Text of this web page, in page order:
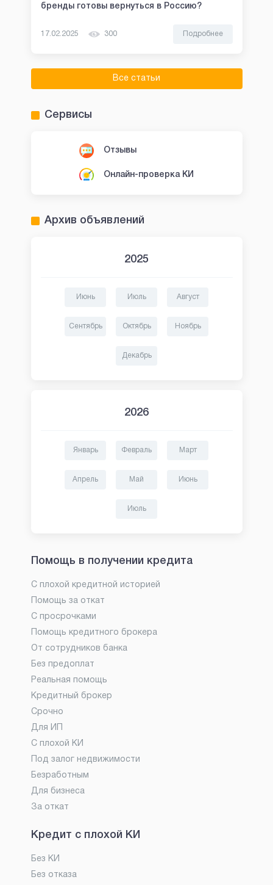
бренды готовы вернуться в Россию?
17.02.2025 300 Подробнее
Все статьи
Сервисы
Отзывы
Онлайн-проверка КИ
Архив объявлений
2025
Июнь Июль Август
Сентябрь Октябрь Ноябрь
Декабрь
2026
Январь Февраль Март
Апрель Май Июнь
Июль
Помощь в получении кредита
С плохой кредитной историей
Помощь за откат
С просрочками
Помощь кредитного брокера
От сотрудников банка
Без предоплат
Реальная помощь
Кредитный брокер
Срочно
Для ИП
С плохой КИ
Под залог недвижимости
Безработным
Для бизнеса
За откат
Кредит с плохой КИ
Без КИ
Без отказа